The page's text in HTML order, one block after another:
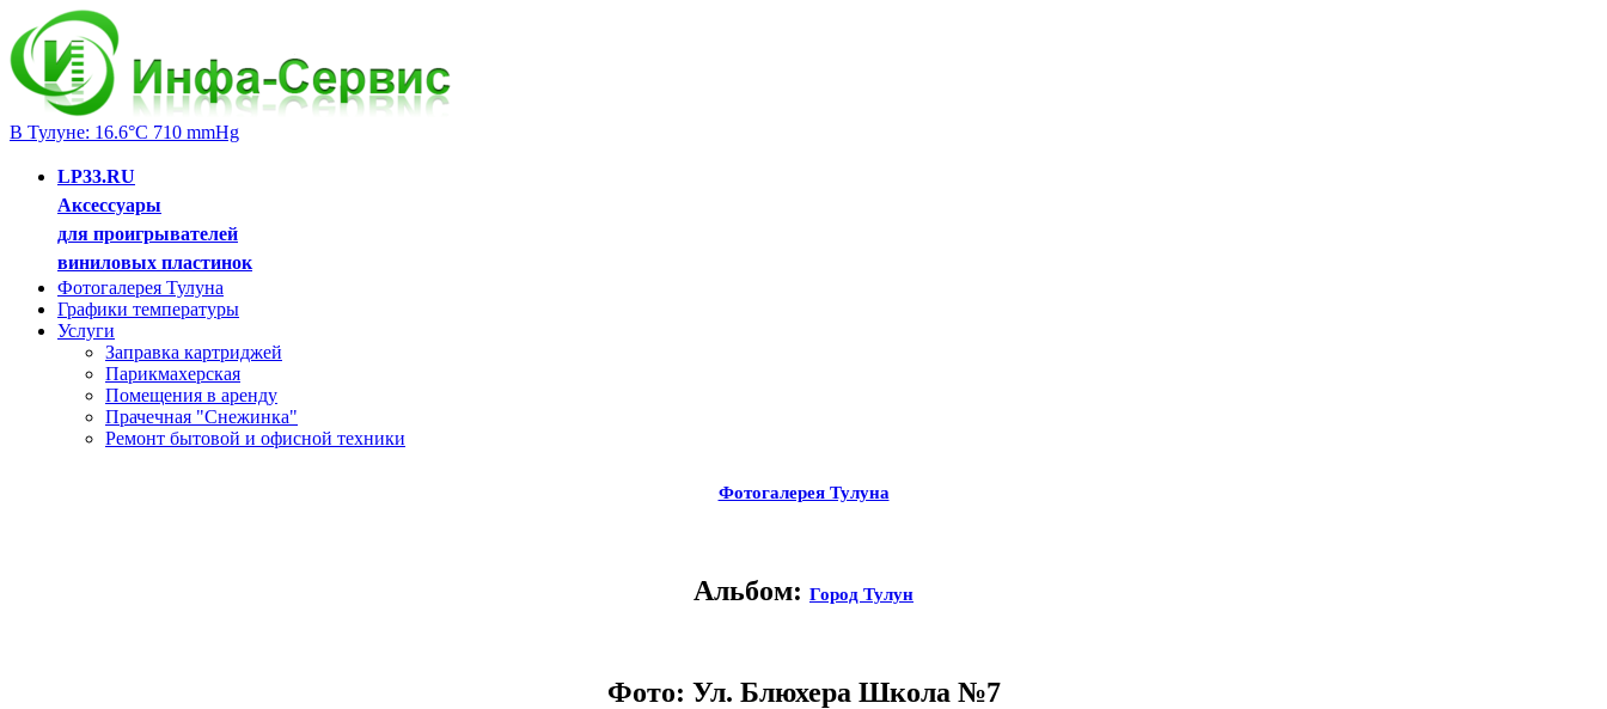
В Тулуне: 16.6°C 710 mmHg
LP33.RU
Аксессуары
для проигрывателей
виниловых пластинок
Фотогалерея Тулуна
Графики температуры
Услуги
Заправка картриджей
Парикмахерская
Помещения в аренду
Прачечная "Снежинка"
Ремонт бытовой и офисной техники
Фотогалерея Тулуна
Альбом: Город Тулун
Фото: Ул. Блюхера Школа №7